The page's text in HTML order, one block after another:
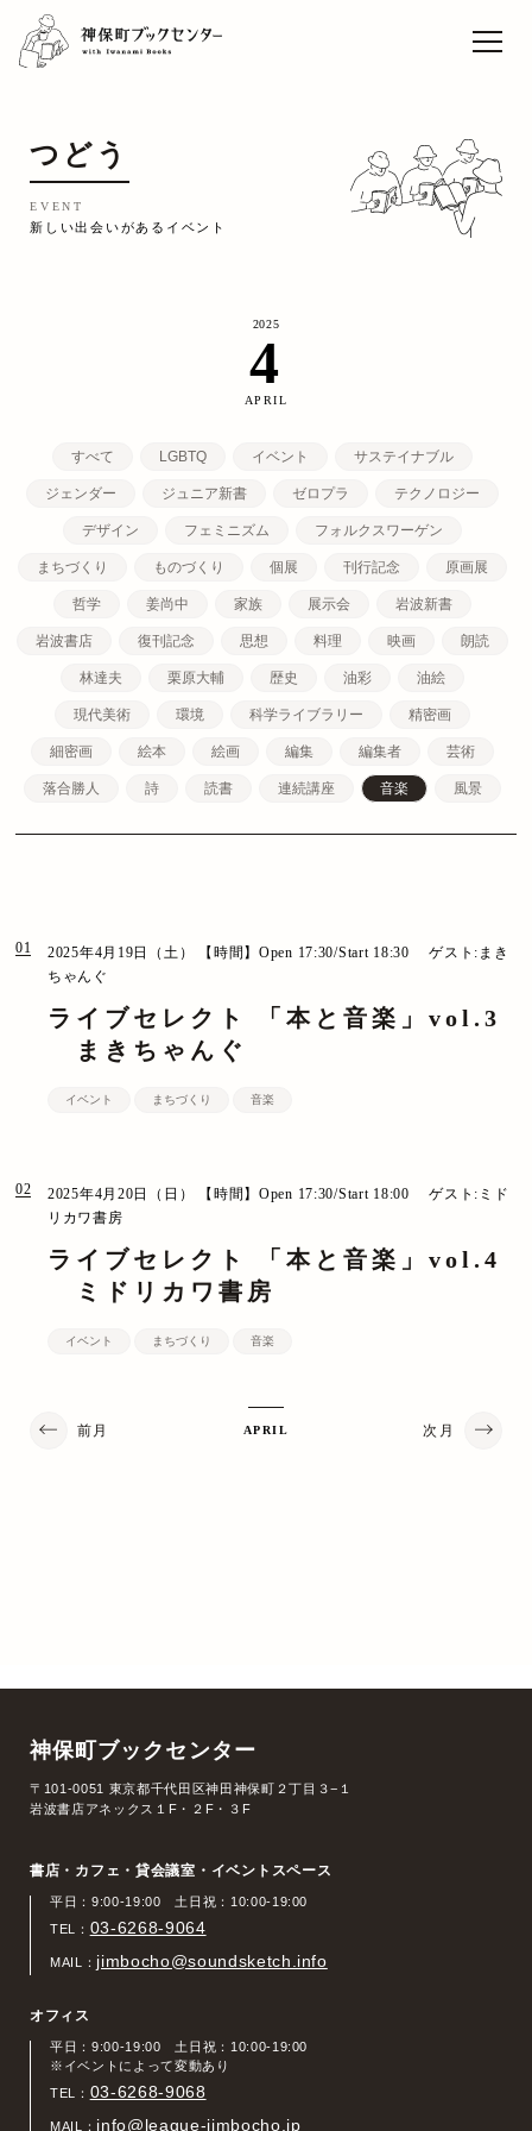
EVENT
CAFE
Sun
楽」vol.9 松藤量平
つどう
EVENT
新しい出会いがあるイベント
2025
4
APRIL
すべて LGBTQ イベント サステイナブル
ジェンダー ジュニア新書 ゼロプラ テクノロジー
デザイン フェミニズム フォルクスワーゲン
まちづくり ものづくり 個展 刊行記念 原画展
哲学 姜尚中 家族 展示会 岩波新書
岩波書店 復刊記念 思想 料理 映画 朗読
林達夫 栗原大輔 歴史 油彩 油絵
現代美術 環境 科学ライブラリー 精密画
細密画 絵本 絵画 編集 編集者 芸術
落合勝人 詩 読書 連続講座 音楽 風景
01 2025年4月19日（土） 【時間】Open 17:30/Start 18:30
ゲスト:まき
ちゃんぐ
ライブセレクト 「本と音楽」vol.3
まきちゃんぐ
イベント まちづくり 音楽
02 2025年4月20日（日） 【時間】Open 17:30/Start 18:00
ゲスト:ミド
リカワ書房
ライブセレクト 「本と音楽」vol.4
ミドリカワ書房
イベント まちづくり 音楽
前月 APRIL 次月
神保町ブックセンター
〒101-0051 東京都千代田区神田神保町２丁目３−１
岩波書店アネックス１F・２F・３F
書店・カフェ・貸会議室・イベントスペース
平日：9:00-19:00 土日祝：10:00-19:00
TEL： 03-6268-9064
MAIL： jimbocho@soundsketch.info
オフィス
平日：9:00-19:00 土日祝：10:00-19:00
※イベントによって変動あり
TEL： 03-6268-9068
MAIL： info@league-jimbocho.jp